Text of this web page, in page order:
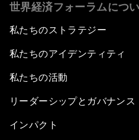
世界経済フォーラムにつ
私たちのストラテジー
私たちのアイデンティティ
私たちの活動
リーダーシップとガバナンス
インパクト